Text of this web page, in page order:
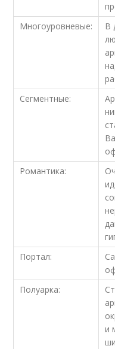
Многоуровневые:
В
Сегментные:
Романтика:
Портал:
Полуарка:
и